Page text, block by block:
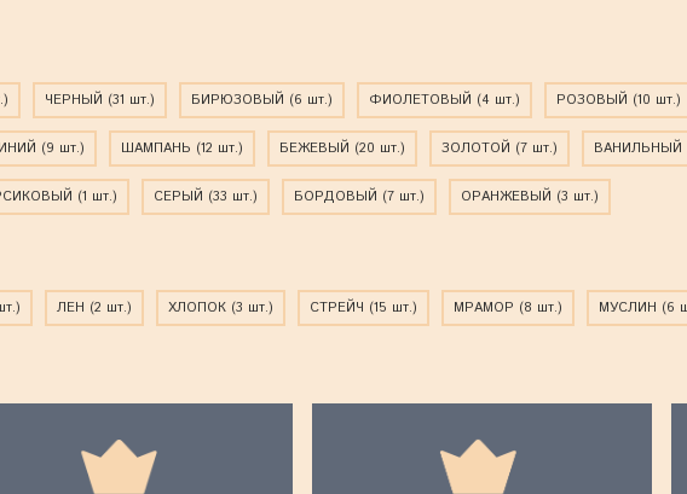
ЧЕРНЫЙ (31 шт.) БИРЮЗОВЫЙ (6 шт.) ФИОЛЕТОВЫЙ (4 шт.) РОЗОВЫЙ (10 шт.)
(9 шт.) ШАМПАНЬ (12 шт.) БЕЖЕВЫЙ (20 шт.) ЗОЛОТОЙ (7 шт.) ВАНИЛЬНЫЙ
(1 шт.) СЕРЫЙ (33 шт.) БОРДОВЫЙ (7 шт.) ОРАНЖЕВЫЙ (3 шт.)
ЛЕН (2 шт.) ХЛОПОК (3 шт.) СТРЕЙЧ (15 шт.) МРАМОР (8 шт.) МУСЛИН (6